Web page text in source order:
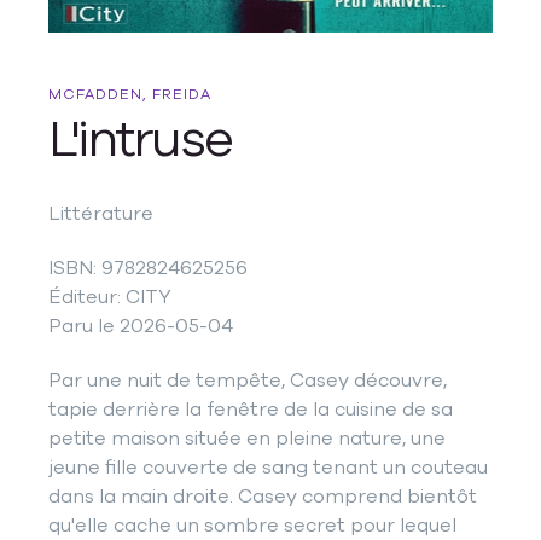
MCFADDEN, FREIDA
L'intruse
Littérature
ISBN: 9782824625256
Éditeur: CITY
Paru le 2026-05-04
Par une nuit de tempête, Casey découvre,
tapie derrière la fenêtre de la cuisine de sa
petite maison située en pleine nature, une
jeune fille couverte de sang tenant un couteau
dans la main droite. Casey comprend bientôt
qu'elle cache un sombre secret pour lequel